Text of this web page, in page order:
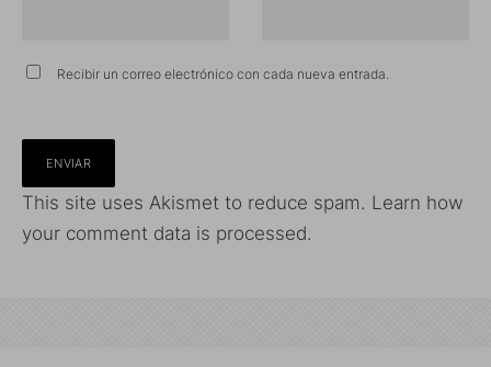
Recibir un correo electrónico con cada nueva entrada.
This site uses Akismet to reduce spam. Learn how
your comment data is processed.